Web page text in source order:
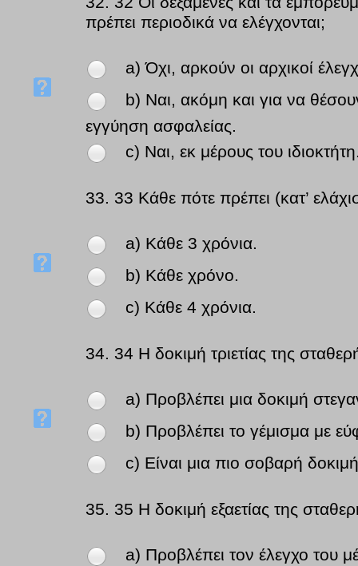
πρέπει περιοδικά να ελέγχονται;
a) Όχι, αρκούν οι αρχικοί
b) Ναι, ακόμη και για να
εγγύηση ασφαλείας.
c) Ναι, εκ μέρους του
33. 33 Κάθε πότε πρέπει (κατ’
a) Κάθε 3 χρόνια.
b) Κάθε χρόνο.
c) Κάθε 4 χρόνια.
34. 34 Η δοκιμή τριετίας της
a) Προβλέπει μια δοκιμή
b) Προβλέπει το γέμισμα με
c) Είναι μια πιο σοβαρή
35. 35 Η δοκιμή εξαετίας της
a) Προβλέπει τον έλεγχο του